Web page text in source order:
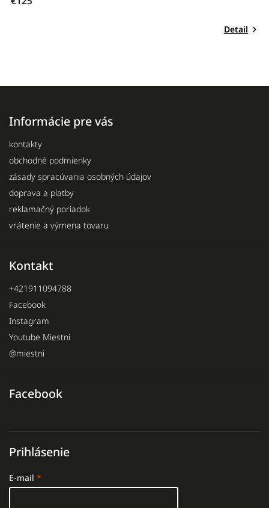
Informácie pre vás
kontakty
obchodné podmienky
zásady spracúvania osobných údajov
doprava a platby
reklamačný poriadok
vrátenie a výmena tovaru
Kontakt
+421911094788
Facebook
Instagram
Youtube Miestni
@miestni
Facebook
Prihlásenie
E-mail